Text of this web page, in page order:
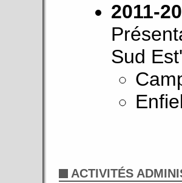
2011-
Sud
ACTIVITÉS